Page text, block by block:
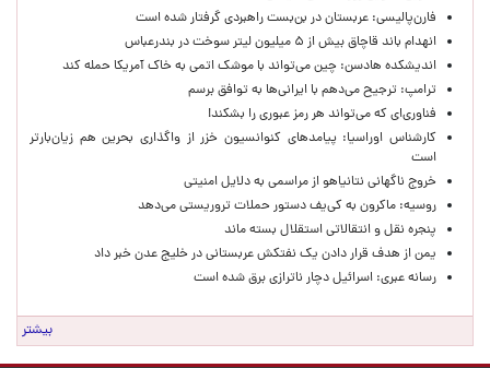
فارن‌پالیسی: عربستان در بن‌بست راهبردی گرفتار شده است
انهدام باند قاچاق بیش از ۵ میلیون لیتر سوخت در بندرعباس
اندیشکده هادسن: چین می‌تواند با موشک اتمی به خاک آمریکا حمله کند
ترامپ: ترجیح می‌دهم با ایرانی‌‌ها به توافق برسم
فناوری‌ای که می‌تواند هر رمز عبوری را بشکند!
کارشناس اوراسیا: پیامدهای کنوانسیون خزر از واگذاری بحرین هم زیان‌بارتر
است
خروج ناگهانی نتانیاهو از مراسمی به دلایل امنیتی
روسیه: ماکرون به کی‌یف دستور حملات تروریستی می‌دهد
پنجره‌ نقل و انتقالاتی استقلال بسته ماند
یمن از هدف قرار دادن یک نفتکش عربستانی در خلیج عدن خبر داد
رسانه عبری: اسرائیل دچار ناترازی برق شده است
بیشتر